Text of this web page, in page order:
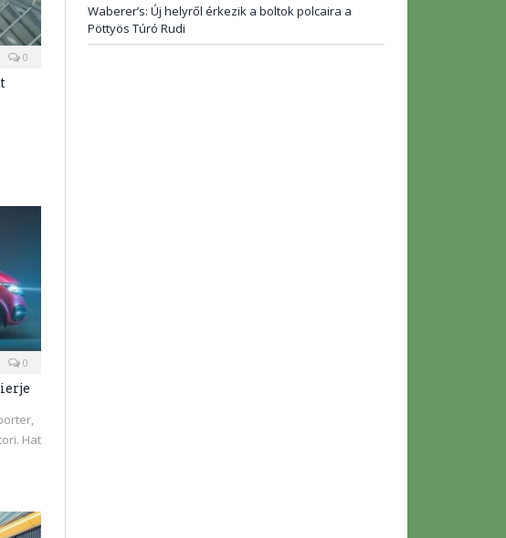
0
0
Hat
Waberer’s: Új helyről érkezik a boltok polcaira a
Pöttyös Túró Rudi